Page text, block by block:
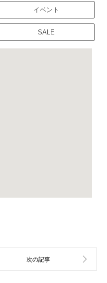
イベント
SALE